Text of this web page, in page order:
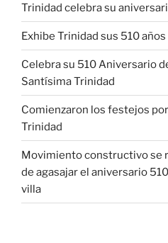
Trinidad celebra su
Exhibe Trinidad sus 510
Celebra su 510 Aniversario
Santísima Trinidad
Comienzaron los festejos
Trinidad
Movimiento constructivo se
de agasajar el aniversario
villa